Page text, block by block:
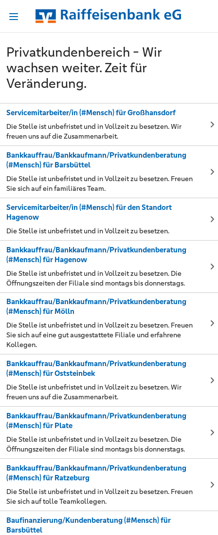
Privatkundenbereich - Wir
wachsen weiter. Zeit für
Veränderung.
Servicemitarbeiter/in (#Mensch) für Großhansdorf
Die Stelle ist unbefristet und in Vollzeit zu besetzen. Wir
freuen uns auf die Zusammenarbeit.
Bankkauffrau/Bankkaufmann/Privatkundenberatung
(#Mensch) für Barsbüttel
Die Stelle ist unbefristet und in Vollzeit zu besetzen. Freuen
Sie sich auf ein familiäres Team.
Servicemitarbeiter/in (#Mensch) für den Standort
Hagenow
Die Stelle ist unbefristet und in Vollzeit zu besetzen.
Bankkauffrau/Bankkaufmann/Privatkundenberatung
(#Mensch) für Hagenow
Die Stelle ist unbefristet und in Vollzeit zu besetzen. Die
Öffnungszeiten der Filiale sind montags bis donnerstags.
Bankkauffrau/Bankkaufmann/Privatkundenberatung
(#Mensch) für Mölln
Die Stelle ist unbefristet und in Vollzeit zu besetzen. Freuen
Sie sich auf eine gut ausgestattete Filiale und erfahrene
Kollegen.
Bankkauffrau/Bankkaufmann/Privatkundenberatung
(#Mensch) für Oststeinbek
Die Stelle ist unbefristet und in Vollzeit zu besetzen. Wir
freuen uns auf die Zusammenarbeit.
Bankkauffrau/Bankkaufmann/Privatkundenberatung
(#Mensch) für Plate
Die Stelle ist unbefristet und in Vollzeit zu besetzen. Die
Öffnungszeiten der Filiale sind montags bis donnerstags.
Bankkauffrau/Bankkaufmann/Privatkundenberatung
(#Mensch) für Ratzeburg
Die Stelle ist unbefristet und in Vollzeit zu besetzen. Freuen
Sie sich auf tolle Teamkollegen.
Baufinanzierung/Kundenberatung (#Mensch) für
Barsbüttel